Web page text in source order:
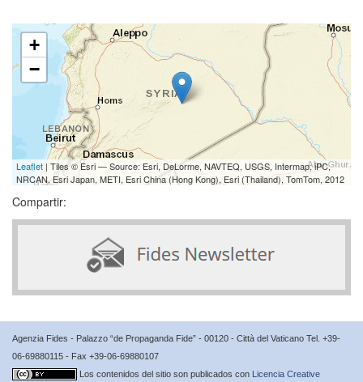
+
−
Leaflet | Tiles © Esri — Source: Esri, DeLorme, NAVTEQ, USGS, Intermap, iPC,
NRCAN, Esri Japan, METI, Esri China (Hong Kong), Esri (Thailand), TomTom, 2012
Compartir:
Agenzia Fides - Palazzo “de Propaganda Fide” - 00120 - Città del Vaticano Tel. +39-
06-69880115 - Fax +39-06-69880107
Los contenidos del sitio son publicados con Licencia Creative